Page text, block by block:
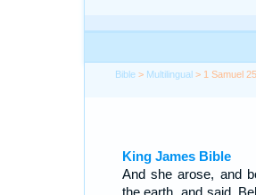
Bible > Multilingual > 1 Samuel
King James Bible
And she arose, and
the earth, and said,